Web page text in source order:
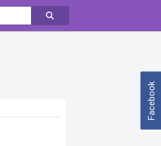
Facebook